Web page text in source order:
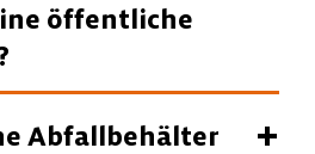
öffentliche
Abfallbehälter